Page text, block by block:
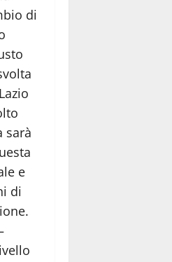
di
sarà
e
di